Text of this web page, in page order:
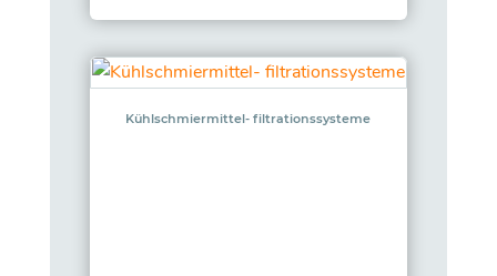
Kühlschmiermittel- filtrationssysteme